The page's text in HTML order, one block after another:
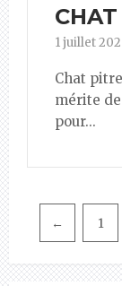
1 juillet
Chat
mérite
pour...
← 1